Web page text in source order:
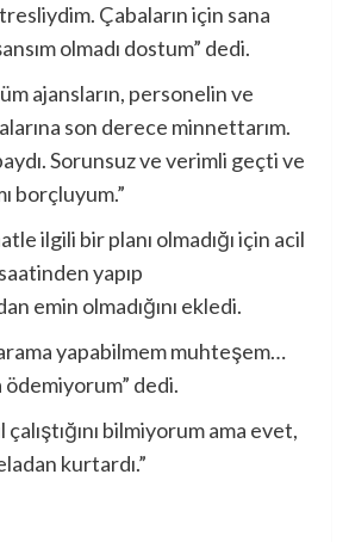
Çabaların için sana
olmadı dostum” dedi.
ajansların, personelin ve
son derece minnettarım.
Sorunsuz ve verimli geçti ve
borçluyum.”
ilgili bir planı olmadığı için acil
yapıp
emin olmadığını ekledi.
yapabilmem muhteşem…
dedi.
bilmiyorum ama evet,
kurtardı.”